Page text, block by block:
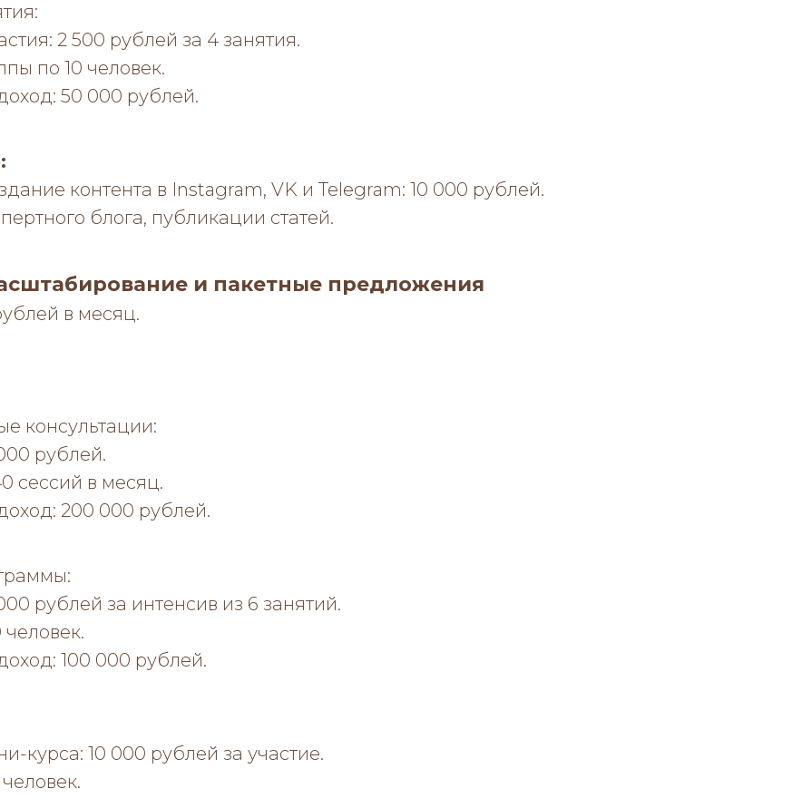
2 500 рублей за 4 занятия.
по 10 человек.
50 000 рублей.
контента в Instagram, VK и Telegram: 10 000 рублей.
блога, публикации статей.
и пакетные предложения
в месяц.
консультации:
рублей.
сессий в месяц.
200 000 рублей.
рублей за интенсив из 6 занятий.
человек.
100 000 рублей.
курса: 10 000 рублей за участие.